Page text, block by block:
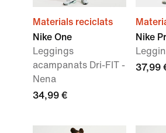
Materials reciclats
Nike One
Leggings
acampanats Dri-FIT -
Nena
34,99 €
Nike
37,99